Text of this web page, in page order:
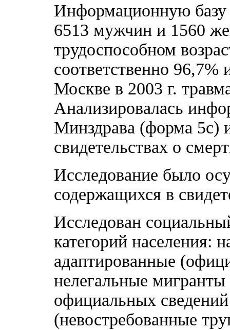
Информационную базу
6513 мужчин и 1560
трудоспособном
соответственно
Москве в 2003 г.
Анализировалась
Минздрава (форма 5с)
свидетельствах о
Исследование было
содержащихся в
Исследован
категорий населения:
адаптированные
нелегальные
официальных
(невостребованные